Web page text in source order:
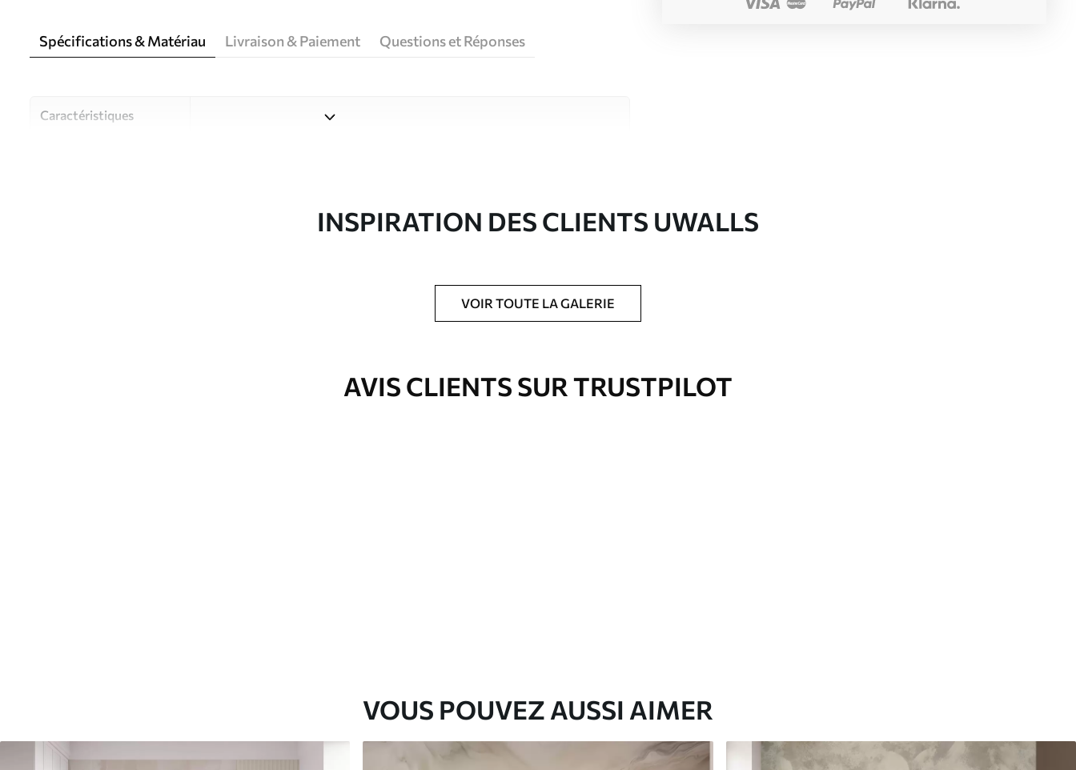
Spécifications & Matériau Livraison & Paiement Questions et Réponses
Caractéristiques
Studio de design Uwalls
Imprimé sur commande et livré en rouleaux jusqu’à 50 cm de large.
INSPIRATION DES CLIENTS UWALLS
VOIR TOUTE LA GALERIE
AVIS CLIENTS SUR TRUSTPILOT
VOUS POUVEZ AUSSI AIMER